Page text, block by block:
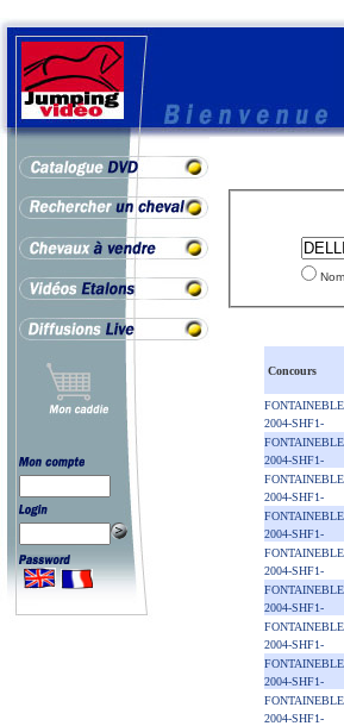
Concours
2004-SHF1-
2004-SHF1-
2004-SHF1-
2004-SHF1-
2004-SHF1-
2004-SHF1-
2004-SHF1-
2004-SHF1-
2004-SHF1-